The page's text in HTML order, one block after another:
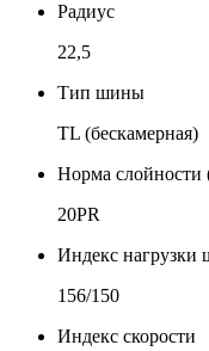
Радиус
22,5
Тип шины
TL (бескамерная)
Норма
20PR
Индекс нагрузки
156/150
Индекс скорости